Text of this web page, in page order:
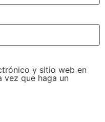
y sitio web en
vez que haga un